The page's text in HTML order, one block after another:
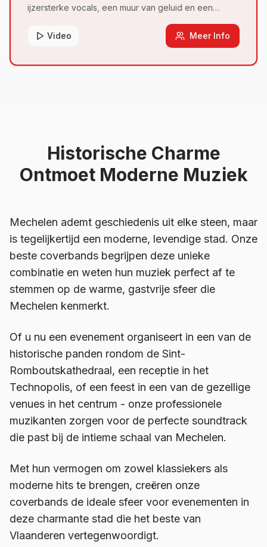
ijzersterke vocals, een muur van geluid en een
transformeert.
Video Meer Info
Historische Charme
Ontmoet Moderne Muziek
Mechelen ademt geschiedenis uit elke steen, maar
is tegelijkertijd een moderne, levendige stad. Onze
beste coverbands begrijpen deze unieke
combinatie en weten hun muziek perfect af te
stemmen op de warme, gastvrije sfeer die
Mechelen kenmerkt.
Of u nu een evenement organiseert in een van de
historische panden rondom de Sint-
Romboutskathedraal, een receptie in het
Technopolis, of een feest in een van de gezellige
venues in het centrum - onze professionele
muzikanten zorgen voor de perfecte soundtrack
die past bij de intieme schaal van Mechelen.
Met hun vermogen om zowel klassiekers als
moderne hits te brengen, creëren onze
coverbands de ideale sfeer voor evenementen in
deze charmante stad die het beste van
Vlaanderen vertegenwoordigt.